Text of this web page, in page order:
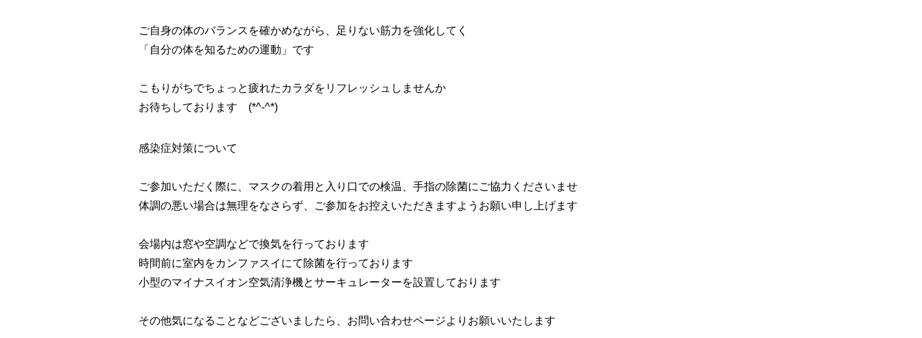
ご自身の体のバランスを確かめながら、足りない筋力を強化してく
「自分の体を知るための運動」です
こもりがちでちょっと疲れたカラダをリフレッシュしませんか
お待ちしております (*^-^*)
感染症対策について
ご参加いただく際に、マスクの着用と入り口での検温、手指の除菌にご協力くださいませ
体調の悪い場合は無理をなさらず、ご参加をお控えいただきますようお願い申し上げます
会場内は窓や空調などで換気を行っております
時間前に室内をカンファスイにて除菌を行っております
小型のマイナスイオン空気清浄機とサーキュレーターを設置しております
その他気になることなどございましたら、お問い合わせページよりお願いいたします